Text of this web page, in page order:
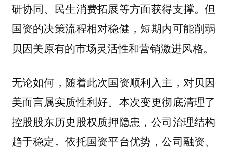
研协同、民生消费拓展等方面获得支撑。但
国资的决策流程相对稳健，短期内可能削弱
贝因美原有的市场灵活性和营销激进风格。
无论如何，随着此次国资顺利入主，对贝因
美而言属实质性利好。本次变更彻底清理了
控股股东历史股权质押隐患，公司治理结构
趋于稳定。依托国资平台优势，公司融资、